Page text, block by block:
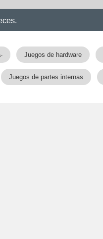
Juegos de hardware
Juegos de partes internas